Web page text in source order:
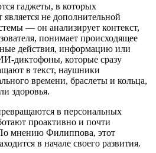
гаджеты, в которых
не дополнительной
— он анализирует контекст,
понимает происходящее
действия, информацию или
диктофоны, которые сразу
в текст, наушники
времени, браслеты и кольца,
здоровья.
в персональных
проактивно и почти
мнению Филиппова, этот
в начале своего развития.